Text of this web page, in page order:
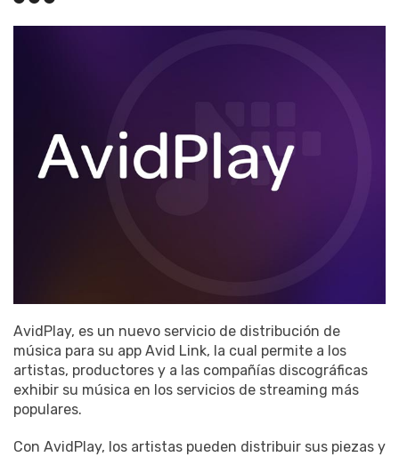
AvidPlay, es un nuevo servicio de distribución de
música para su app Avid Link, la cual permite a los
artistas, productores y a las compañías discográficas
exhibir su música en los servicios de streaming más
populares.
Con AvidPlay, los artistas pueden distribuir sus piezas y